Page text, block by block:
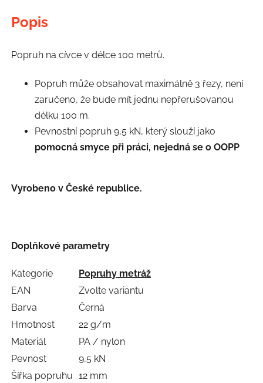
Popis
Popruh na cívce v délce 100 metrů.
Popruh může obsahovat maximálně 3 řezy, není
zaručeno, že bude mít jednu nepřerušovanou
délku 100 m.
Pevnostní popruh 9,5 kN, který slouží jako
pomocná smyce při práci, nejedná se o OOPP
Vyrobeno v České republice.
Doplňkové parametry
Kategorie
Popruhy metráž
EAN
Zvolte variantu
Barva
Černá
Hmotnost
22 g/m
Materiál
PA / nylon
Pevnost
9,5 kN
Šířka popruhu 12 mm